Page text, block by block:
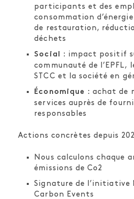
participants et des
consommation
de restauration,
déchets
Social
: impact positif
communauté de l’EPFL,
STCC et la société en
Économique : achat de
services auprès de
responsables
Actions concrètes depuis
Nous calculons chaque
émissions de Co2
Signature de l’initiative
Carbon Events